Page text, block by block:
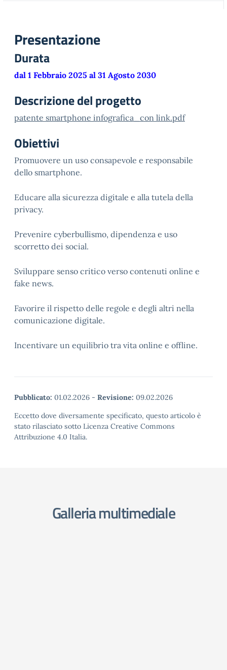
Presentazione
Durata
dal 1 Febbraio 2025 al 31 Agosto 2030
Descrizione del progetto
patente smartphone infografica_con link.pdf
Obiettivi
Promuovere un uso consapevole e responsabile
dello smartphone.
Educare alla sicurezza digitale e alla tutela della
privacy.
Prevenire cyberbullismo, dipendenza e uso
scorretto dei social.
Sviluppare senso critico verso contenuti online e
fake news.
Favorire il rispetto delle regole e degli altri nella
comunicazione digitale.
Incentivare un equilibrio tra vita online e offline.
Pubblicato: 01.02.2026 - Revisione: 09.02.2026
Eccetto dove diversamente specificato, questo articolo è
stato rilasciato sotto Licenza Creative Commons
Attribuzione 4.0 Italia.
Galleria multimediale